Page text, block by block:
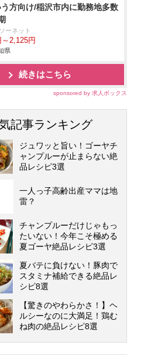
方向け/稲沢市内に勤務地多数
ーネット
2,125円
県
続きはこちら
sponsored by 求人ボックス
記事ランキング
ジュワッと旨い！ゴーヤチ
ャンプルーが止まらない絶
品レシピ3選
一人っ子高齢出産ママは地
雷？
チャンプルーだけじゃもっ
たいない！今年こそ極める
夏ゴーヤ絶品レシピ3選
夏バテに負けない！豚肉で
スタミナ補給できる絶品レ
シピ8選
【驚きのやわらかさ！】ヘ
ルシーなのに大満足！鶏む
ね肉の絶品レシピ8選